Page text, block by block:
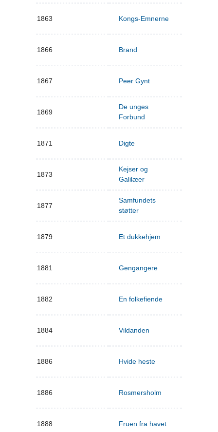
1863 Kongs-Emnerne
1866 Brand
1867 Peer Gynt
1869
De unges
Forbund
1871 Digte
1873
Kejser og
Galilæer
1877
Samfundets
støtter
1879 Et dukkehjem
1881 Gengangere
1882 En folkefiende
1884 Vildanden
1886 Hvide heste
1886 Rosmersholm
1888 Fruen fra havet